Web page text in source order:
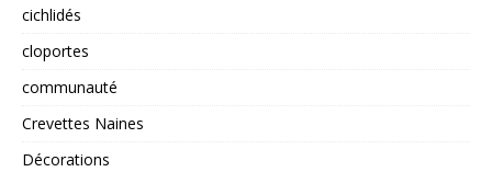
cichlidés
cloportes
communauté
Crevettes Naines
Décorations